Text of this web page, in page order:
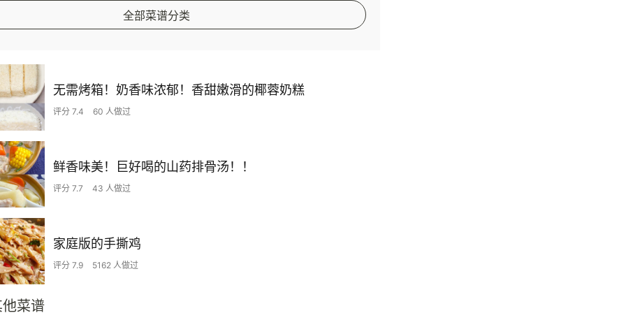
全部菜谱分类
无需烤箱！奶香味浓郁！香甜嫩滑的椰蓉奶糕
评分 7.4 60 人做过
鲜香味美！巨好喝的山药排骨汤！！
评分 7.7 43 人做过
家庭版的手撕鸡
评分 7.9 5162 人做过
菜谱